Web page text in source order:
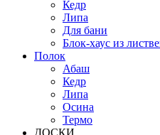
Кедр
Липа
Для бани
Блок-хаус из
Полок
Абаш
Кедр
Липа
Осина
Термо